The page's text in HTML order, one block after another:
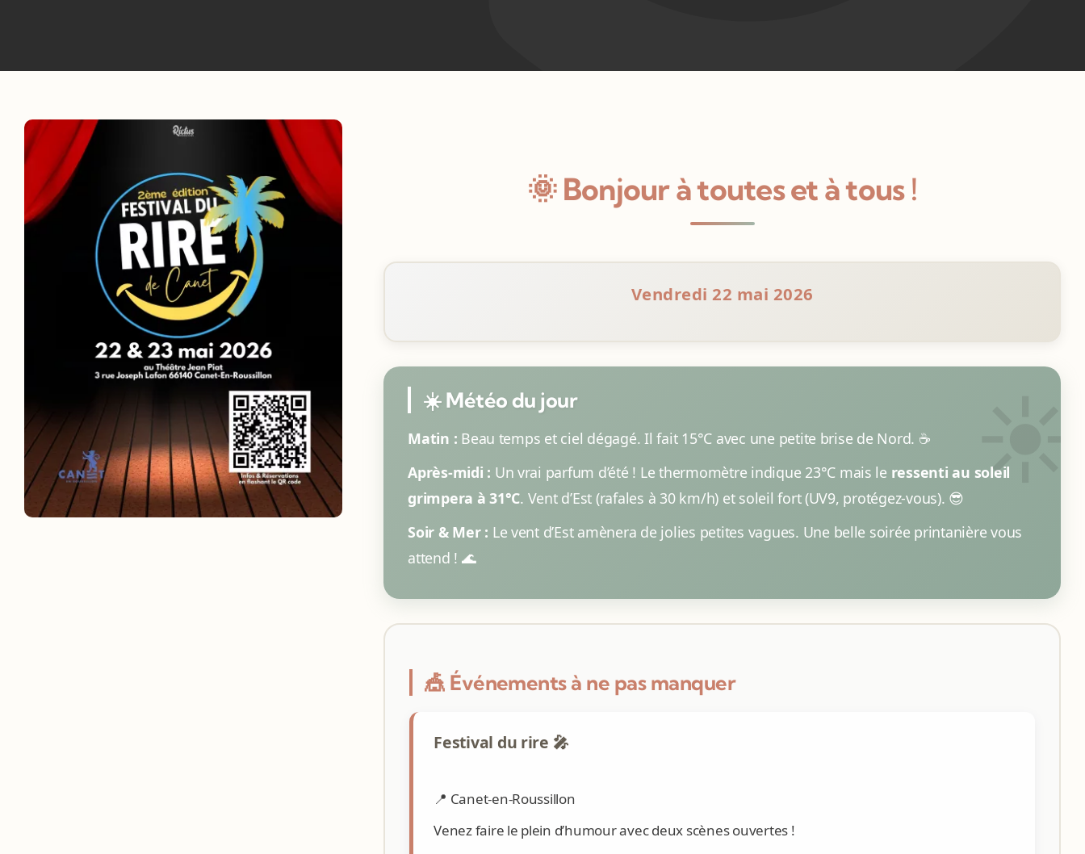
🌞 Bonjour à toutes et à tous !
Vendredi 22 mai 2026
☀️ Météo du jour
Matin : Beau temps et ciel dégagé. Il fait 15°C avec une petite brise de Nord. ☕
Après-midi : Un vrai parfum d’été ! Le thermomètre indique 23°C mais le ressenti au soleil
grimpera à 31°C. Vent d’Est (rafales à 30 km/h) et soleil fort (UV9, protégez-vous). 😎
Soir & Mer : Le vent d’Est amènera de jolies petites vagues. Une belle soirée printanière vous
attend ! 🌊
🎪 Événements à ne pas manquer
Festival du rire 🎤
📍 Canet-en-Roussillon
Venez faire le plein d’humour avec deux scènes ouvertes !